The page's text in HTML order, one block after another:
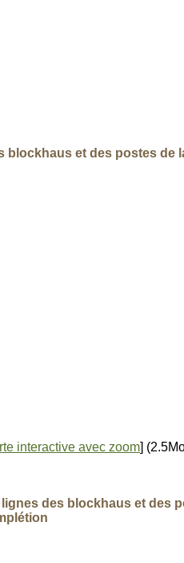
blockhaus et des postes de
interactive avec zoom]
des blockhaus et des